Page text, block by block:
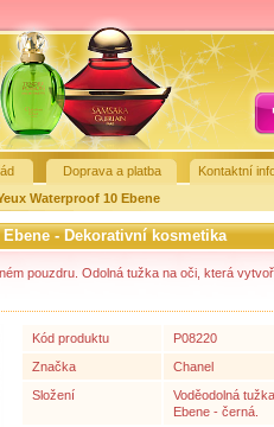
Doprava a platba Kontaktní
Waterproof 10 Ebene
- Dekorativní kosmetika
pouzdru. Odolná tužka na oči, která vytvoří
Kód produktu
P08220
Značka
Chanel
Složení
Voděodolná
Ebene - černá.